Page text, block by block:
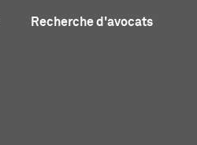
Recherche d'avocats